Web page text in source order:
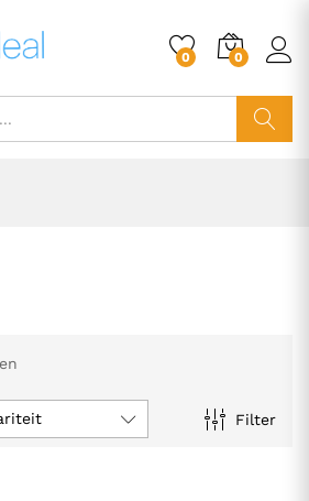
0 0
Filter